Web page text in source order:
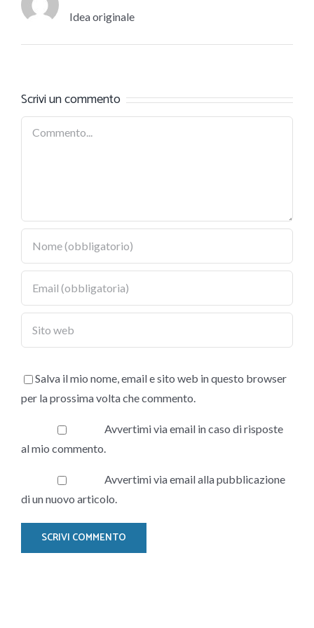
Idea originale
Scrivi un commento
Salva il mio nome, email e sito web in questo browser
per la prossima volta che commento.
Avvertimi via email in caso di risposte
al mio commento.
Avvertimi via email alla pubblicazione
di un nuovo articolo.